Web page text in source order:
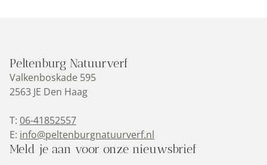
Peltenburg Natuurverf
Valkenboskade 595
2563 JE Den Haag
T: 06-41852557
E: info@peltenburgnatuurverf.nl
Meld je aan voor onze nieuwsbrief